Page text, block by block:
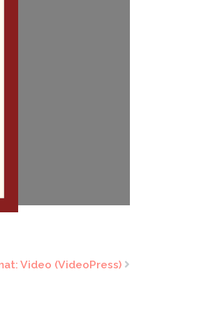
Video (VideoPress)